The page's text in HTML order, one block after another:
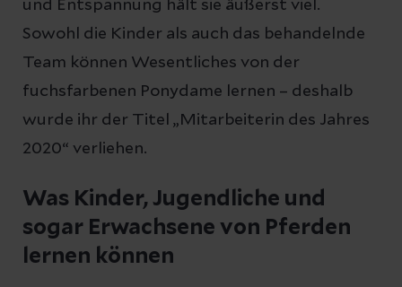
und Entspannung hält sie äußerst viel.
Sowohl die Kinder als auch das behandelnde
Team können Wesentliches von der
fuchsfarbenen Ponydame lernen – deshalb
wurde ihr der Titel „Mitarbeiterin des Jahres
2020“ verliehen.
Was Kinder, Jugendliche und
sogar Erwachsene von Pferden
lernen können